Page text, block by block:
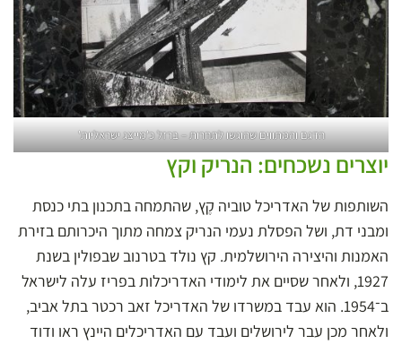
הדגם והמתווים שהוגשו לתחרות – ברזל כ'מייצג ישראליות'
יוצרים נשכחים: הנריק וקץ
השותפות של האדריכל טוביה קֶץ, שהתמחה בתכנון בתי כנסת
ומבני דת, ושל הפסלת נעמי הנריק צמחה מתוך היכרותם בזירת
האמנות והיצירה הירושלמית. קץ נולד בטרנוב שבפולין בשנת
1927, ולאחר שסיים את לימודי האדריכלות בפריז עלה לישראל
ב־1954. הוא עבד במשרדו של האדריכל זאב רכטר בתל אביב,
ולאחר מכן עבר לירושלים ועבד עם האדריכלים היינץ ראו ודוד